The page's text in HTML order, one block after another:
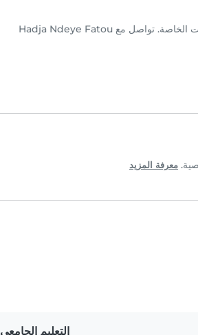
حصلت Hadja Ndeye Fatou على شهادة في مجال رعاية الأطفال ذوي الاحتياجات الخاصة. تواصل مع Hadja Ndeye Fatou
معرفة المزيد
التعليم الجامعي